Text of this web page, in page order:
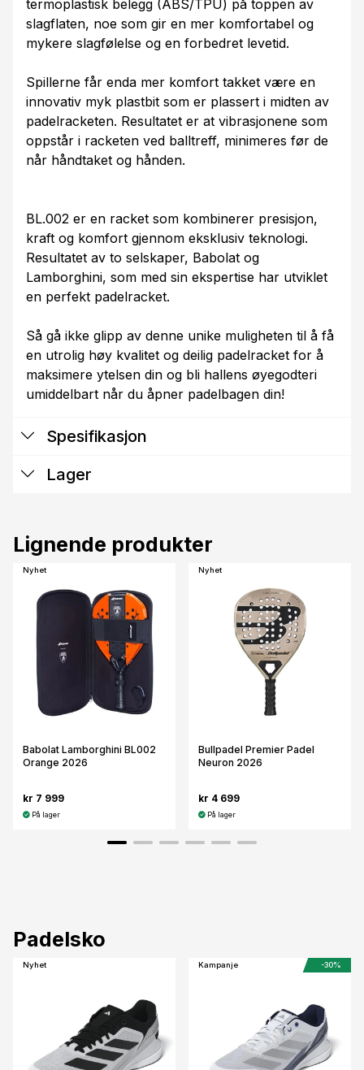
termoplastisk belegg (ABS/TPU) på toppen av
slagflaten, noe som gir en mer komfortabel og
mykere slagfølelse og en forbedret levetid.
Spillerne får enda mer komfort takket være en
innovativ myk plastbit som er plassert i midten av
padelracketen. Resultatet er at vibrasjonene som
oppstår i racketen ved balltreff, minimeres før de
når håndtaket og hånden.
BL.002 er en racket som kombinerer presisjon,
kraft og komfort gjennom eksklusiv teknologi.
Resultatet av to selskaper, Babolat og
Lamborghini, som med sin ekspertise har utviklet
en perfekt padelracket.
Så gå ikke glipp av denne unike muligheten til å få
en utrolig høy kvalitet og deilig padelracket for å
maksimere ytelsen din og bli hallens øyegodteri
umiddelbart når du åpner padelbagen din!
Spesifikasjon
Lager
Lignende produkter
Nyhet
Babolat Lamborghini BL002
Orange 2026
kr 7 999
På lager
Nyhet
Bullpadel Premier Padel
Neuron 2026
kr 4 699
På lager
Padelsko
Nyhet Kampanje -30%